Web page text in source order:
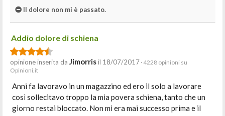
Il dolore non mi è passato.
Addio dolore di schiena
opinione inserita da Jimorrisil 18/07/2017 · 4228 opinioni su
Opinioni.it
Anni fa lavoravo in un magazzino ed ero il solo a lavorare
così sollecitavo troppo la mia povera schiena, tanto che un
giorno restai bloccato. Non mi era mai successo prima e il